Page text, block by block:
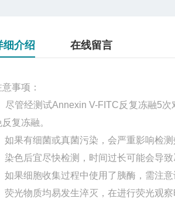
细介绍 在线留言
事项：
管经测试Annexin V-FITC反复冻融5次
反复冻融。
果有细菌或真菌污染，会严重影响检测
色后宜尽快检测，时间过长可能会导致
果细胞收集过程中使用了胰酶，需注意
光物质均易发生淬灭，在进行荧光观察